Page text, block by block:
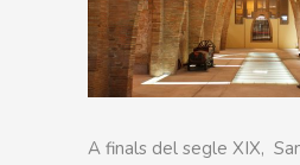
A finals del segle XIX,